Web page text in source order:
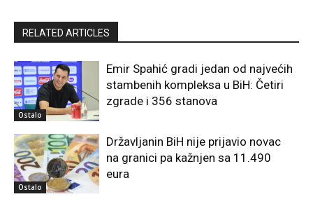
RELATED ARTICLES
Ostalo
Emir Spahić gradi jedan od najvećih
stambenih kompleksa u BiH: Četiri
zgrade i 356 stanova
Ostalo
Državljanin BiH nije prijavio novac
na granici pa kažnjen sa 11.490
eura